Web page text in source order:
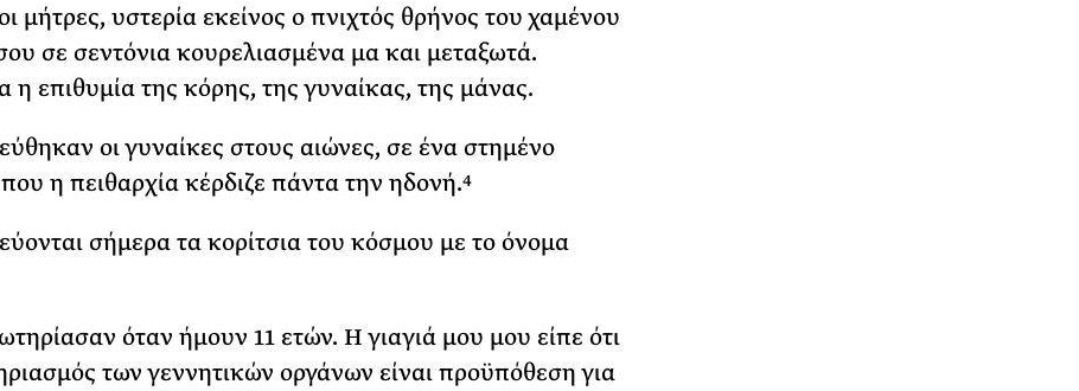
μήτρες, υστερία εκείνος ο πνιχτός θρήνος του χαμένου
σε σεντόνια κουρελιασμένα μα και μεταξωτά.
η επιθυμία της κόρης, της γυναίκας, της μάνας.
οι γυναίκες στους αιώνες, σε ένα στημένο
που η πειθαρχία κέρδιζε πάντα την ηδονή.4
σήμερα τα κορίτσια του κόσμου με το όνομα
όταν ήμουν 11 ετών. Η γιαγιά μου μου είπε ότι
των γεννητικών οργάνων είναι προϋπόθεση για